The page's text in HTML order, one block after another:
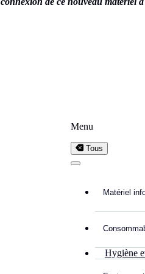
Menu
Tous
Matériel
Hygiène
de santé
votre installation existante.